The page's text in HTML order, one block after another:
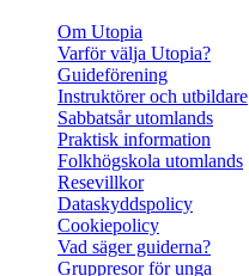
Om Utopia
Varför välja Utopia?
Guideförening
Instruktörer och utbildare
Sabbatsår utomlands
Praktisk information
Folkhögskola utomlands
Resevillkor
Dataskyddspolicy
Cookiepolicy
Vad säger guiderna?
Gruppresor för unga